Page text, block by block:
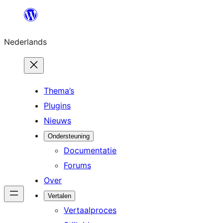
de
inhoud
Nederlands
Thema’s
Plugins
Nieuws
Ondersteuning
Documentatie
Forums
Over
Vertalen
Vertaalproces